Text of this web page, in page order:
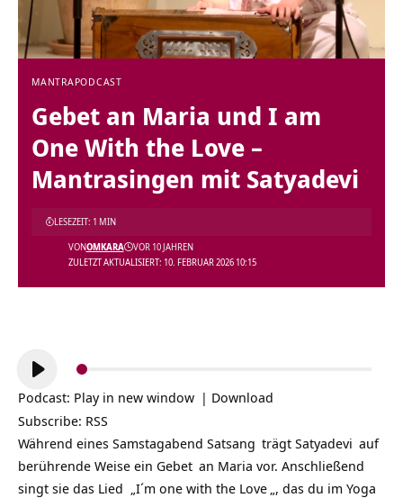
MANTRAPODCAST
Gebet an Maria und I am
One With the Love –
Mantrasingen mit Satyadevi
ZULETZT AKTUALISIERT: 10. FEBRUAR 2026 10:15
VONOMKARA VOR 10 JAHREN
LESEZEIT: 1 MIN
Audio-
Player
Podcast: Play in new window | Download
Subscribe: RSS
Während eines Samstagabend Satsang trägt Satyadevi auf
berührende Weise ein Gebet an Maria vor. Anschließend
singt sie das Lied „ I´m one with the Love „, das du im Yoga